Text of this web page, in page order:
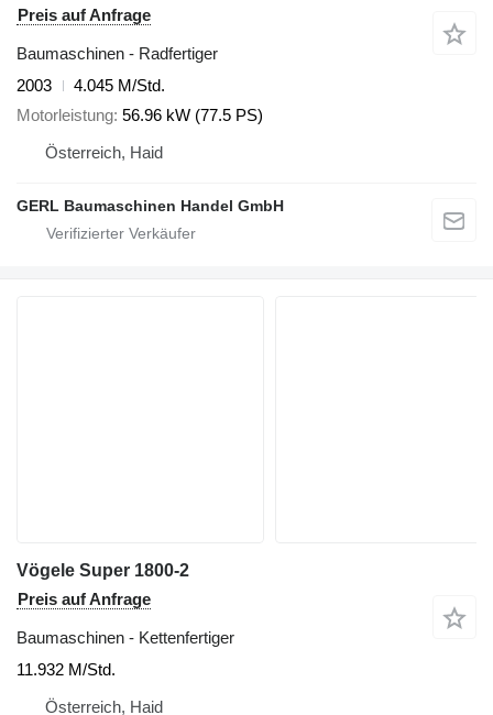
Preis auf Anfrage
Baumaschinen - Radfertiger
2003
4.045 M/Std.
Motorleistung 56.96 kW (77.5 PS)
Österreich, Haid
GERL Baumaschinen Handel GmbH
Vögele Super 1800-2
Preis auf Anfrage
Baumaschinen - Kettenfertiger
11.932 M/Std.
Österreich, Haid